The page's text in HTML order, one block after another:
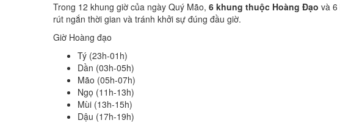
Trong 12 khung giờ của ngày Quý Mão, 6 khung thuộc Hoàng Đạo và 6
rút ngắn thời gian và tránh khởi sự đúng đầu giờ.
Giờ Hoàng đạo
Tý (23h-01h)
Dần (03h-05h)
Mão (05h-07h)
Ngọ (11h-13h)
Mùi (13h-15h)
Dậu (17h-19h)